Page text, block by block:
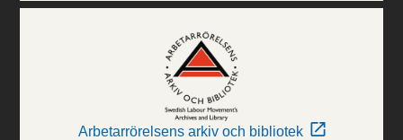
Arbetarrörelsens arkiv och bibliotek